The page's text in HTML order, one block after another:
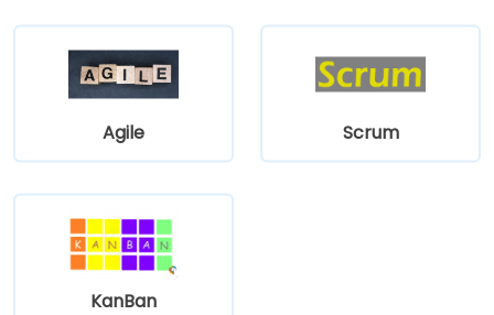
Agile Scrum
KanBan